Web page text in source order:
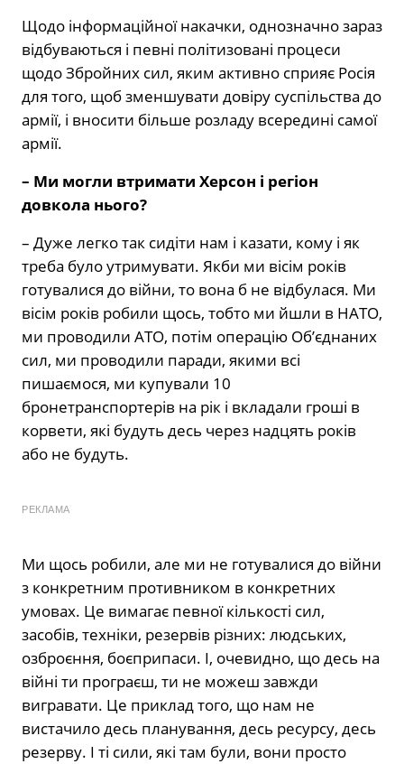
Щодо інформаційної накачки, однозначно зараз
відбуваються і певні політизовані процеси
щодо Збройних сил, яким активно сприяє Росія
для того, щоб зменшувати довіру суспільства до
армії, і вносити більше розладу всередині самої
армії.
– Ми могли втримати Херсон і регіон
довкола нього?
– Дуже легко так сидіти нам і казати, кому і як
треба було утримувати. Якби ми вісім років
готувалися до війни, то вона б не відбулася. Ми
вісім років робили щось, тобто ми йшли в НАТО,
ми проводили АТО, потім операцію Об’єднаних
сил, ми проводили паради, якими всі
пишаємося, ми купували 10
бронетранспортерів на рік і вкладали гроші в
корвети, які будуть десь через надцять років
або не будуть.
РЕКЛАМА
Ми щось робили, але ми не готувалися до війни
з конкретним противником в конкретних
умовах. Це вимагає певної кількості сил,
засобів, техніки, резервів різних: людських,
озброєння, боєприпаси. І, очевидно, що десь на
війні ти програєш, ти не можеш завжди
вигравати. Це приклад того, що нам не
вистачило десь планування, десь ресурсу, десь
резерву. І ті сили, які там були, вони просто